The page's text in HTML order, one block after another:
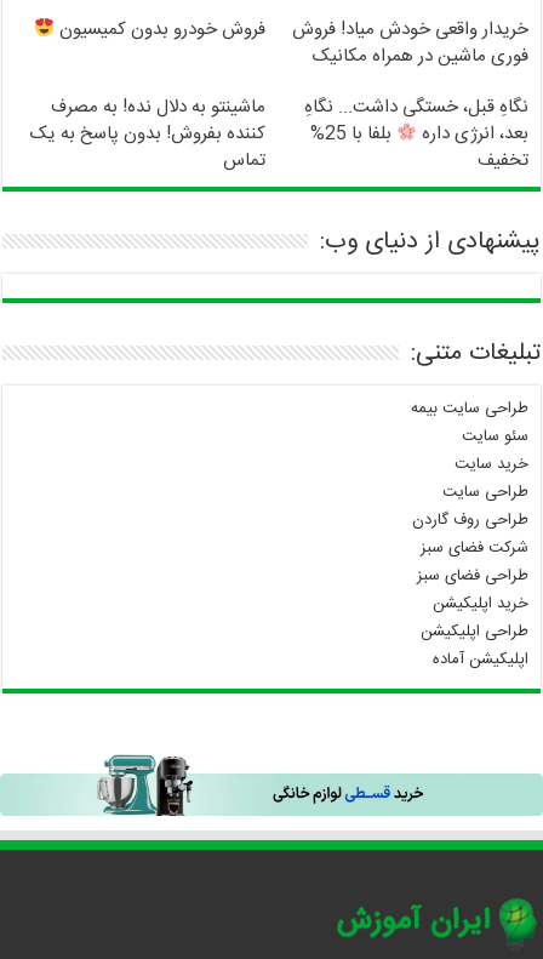
خریدار واقعی خودش میاد! فروش
فوری ماشین در همراه مکانیک
فروش خودرو بدون کمیسیون
نگاهِ قبل، خستگی داشت... نگاهِ
بعد، انرژی داره
بلفا با 25%
تخفیف
ماشینتو به دلال نده! به مصرف
کننده بفروش! بدون پاسخ به یک
تماس
پیشنهادی از دنیای وب:
تبلیغات متنی:
طراحی سایت بیمه
سئو سایت
خرید سایت
طراحی سایت
طراحی روف گاردن
شرکت فضای سبز
طراحی فضای سبز
خرید اپلیکیشن
طراحی اپلیکیشن
اپلیکیشن آماده